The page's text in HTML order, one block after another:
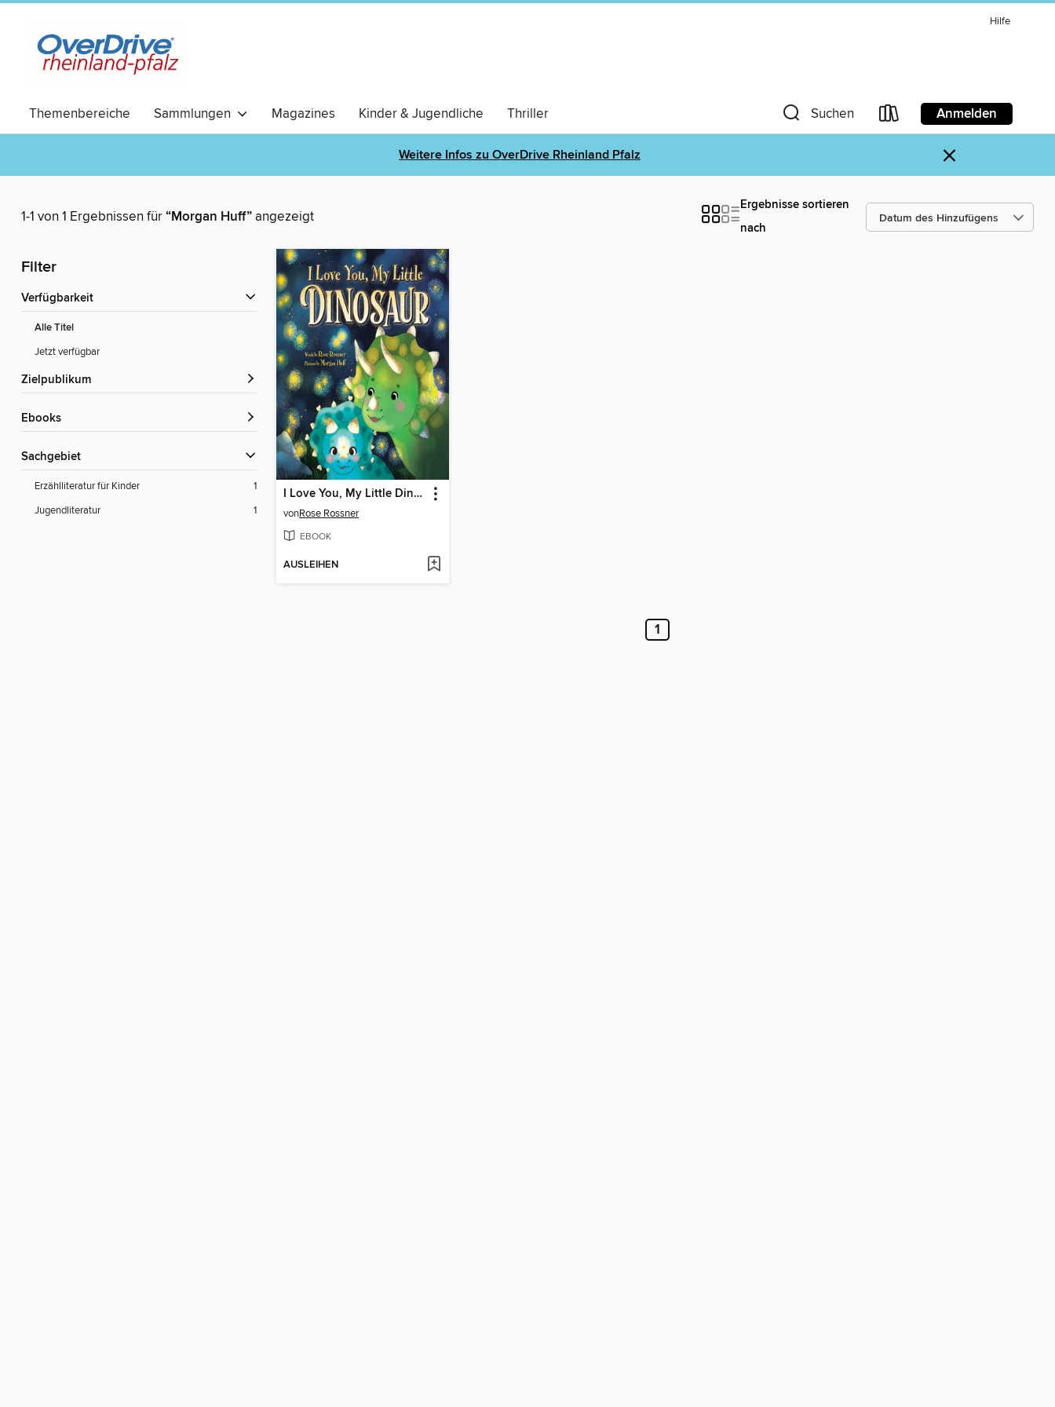
Hilfe
Themenbereiche Sammlungen Magazines Kinder & Jugendliche
Thriller
RomCom
Suchen Anmelden
Weitere Infos zu OverDrive Rheinland Pfalz ×
1-1 von 1 Ergebnissen für“Morgan Huff”angezeigt
Ergebnisse sortieren
nach
Filter
Verfügbarkeit
Alle Titel
Jetzt verfügbar
Zielpublikum
ebooks
Sachgebiet
Erzählliteratur für Kinder
1
Jugendliteratur
1
I Love You, My Little Dinosaur
vonRose Rossner
EBOOK
AUSLEIHEN
1